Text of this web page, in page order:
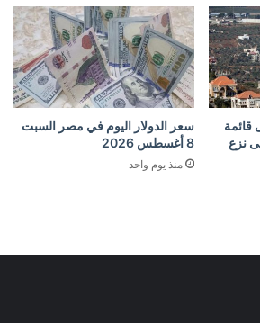
قائمة
نزع
سعر الدولار اليوم في مصر السبت
8 أغسطس 2026
منذ يوم واحد